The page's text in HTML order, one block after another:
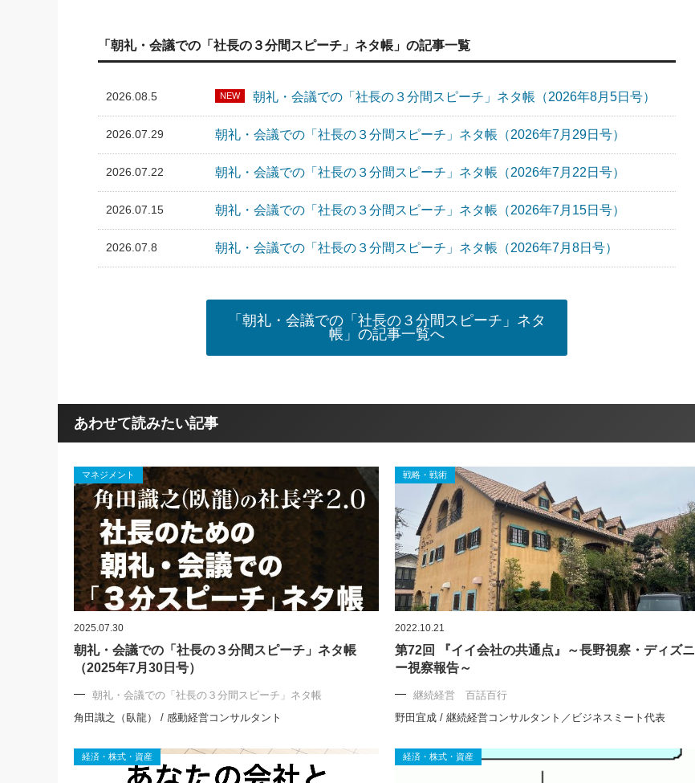
「朝礼・会議での「社長の３分間スピーチ」ネタ帳」の記事一覧
2026.08.5 NEW 朝礼・会議での「社長の３分間スピーチ」ネタ帳（2026年8月5日号）
2026.07.29 朝礼・会議での「社長の３分間スピーチ」ネタ帳（2026年7月29日号）
2026.07.22 朝礼・会議での「社長の３分間スピーチ」ネタ帳（2026年7月22日号）
2026.07.15 朝礼・会議での「社長の３分間スピーチ」ネタ帳（2026年7月15日号）
2026.07.8 朝礼・会議での「社長の３分間スピーチ」ネタ帳（2026年7月8日号）
「朝礼・会議での「社長の３分間スピーチ」ネタ
帳」の記事一覧へ
あわせて読みたい記事
マネジメント
2025.07.30
朝礼・会議での「社長の３分間スピーチ」ネタ帳
（2025年7月30日号）
朝礼・会議での「社長の３分間スピーチ」ネタ帳
角田識之（臥龍） / 感動経営コンサルタント
戦略・戦術
2022.10.21
第72回 『イイ会社の共通点』～長野視察・ディズニ
ー視察報告～
継続経営 百話百行
野田宜成 / 継続経営コンサルタント／ビジネスミート代表
経済・株式・資産 経済・株式・資産